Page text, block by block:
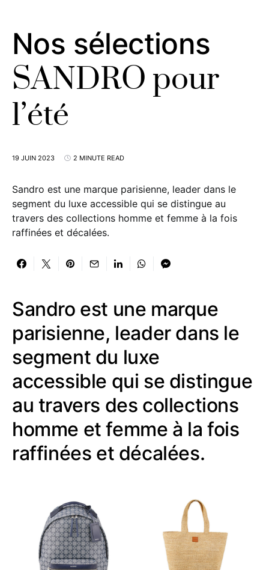
Nos sélections
SANDRO pour
l’été
19 JUIN 2023 2 MINUTE READ
Sandro est une marque parisienne, leader dans le
segment du luxe accessible qui se distingue au
travers des collections homme et femme à la fois
raffinées et décalées.
Sandro est une marque
parisienne, leader dans le
segment du luxe
accessible qui se distingue
au travers des collections
homme et femme à la fois
raffinées et décalées.